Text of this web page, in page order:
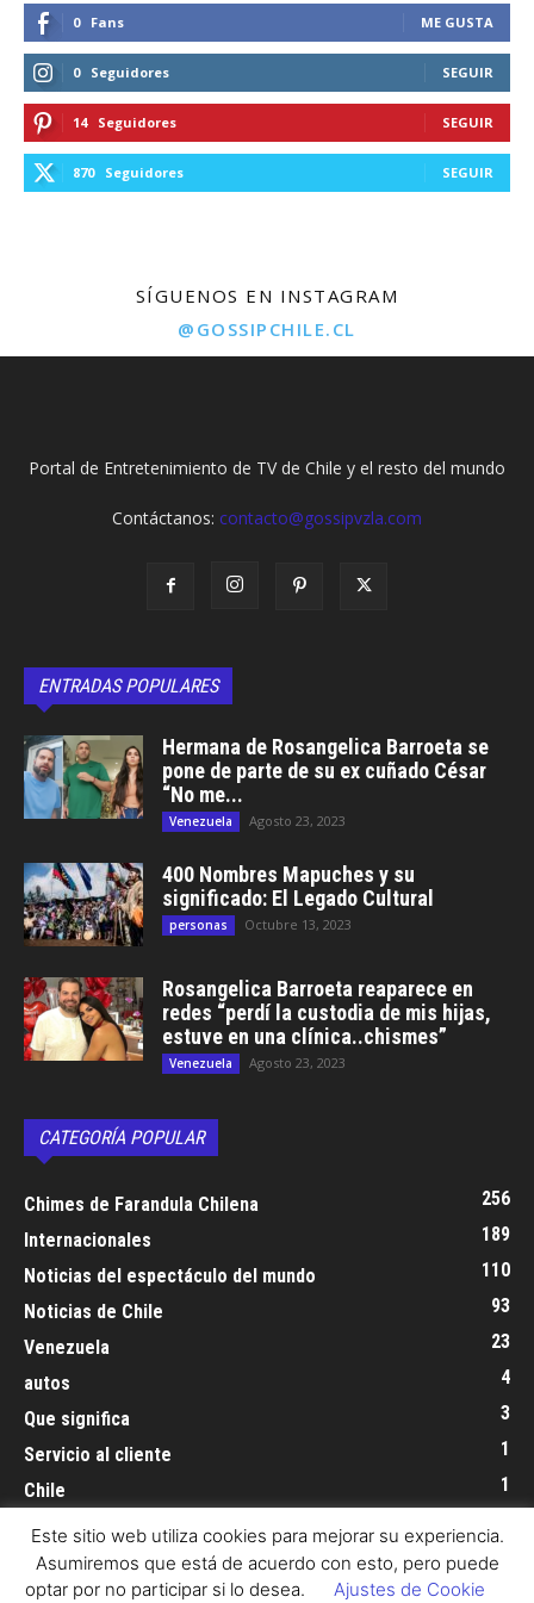
0 Fans ME GUSTA
0 Seguidores SEGUIR
14 Seguidores SEGUIR
870 Seguidores SEGUIR
SÍGUENOS EN INSTAGRAM
@GOSSIPCHILE.CL
Portal de Entretenimiento de TV de Chile y el resto del mundo
Contáctanos: contacto@gossipvzla.com
ENTRADAS POPULARES
Hermana de Rosangelica Barroeta se
pone de parte de su ex cuñado César
“No me...
Venezuela Agosto 23, 2023
400 Nombres Mapuches y su
significado: El Legado Cultural
personas Octubre 13, 2023
Rosangelica Barroeta reaparece en
redes “perdí la custodia de mis hijas,
estuve en una clínica..chismes”
Venezuela Agosto 23, 2023
CATEGORÍA POPULAR
Chimes de Farandula Chilena
256
Internacionales
189
Noticias del espectáculo del mundo
110
Noticias de Chile
93
Venezuela
23
autos
4
Que significa
3
Servicio al cliente
1
Chile
1
Política de Cookie Contacto
Este sitio web utiliza cookies para mejorar su experiencia.
Asumiremos que está de acuerdo con esto, pero puede
optar por no participar si lo desea.
Ajustes de Cookie